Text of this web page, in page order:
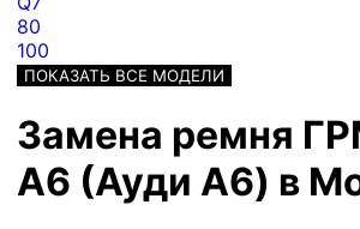
80
100
ПОКАЗАТЬ ВСЕ МОДЕЛИ
Замена ремня
A6 (Ауди А6) в